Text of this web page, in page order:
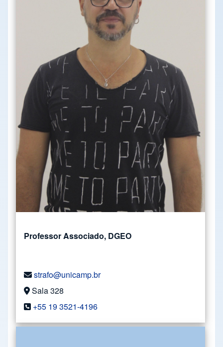
Professor Associado, DGEO
strafo@unicamp.br
Sala 328
+55 19 3521-4196